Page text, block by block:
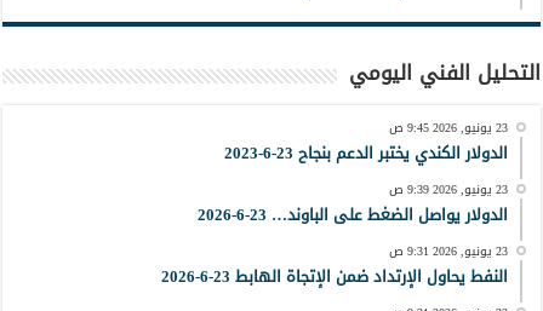
التحليل الفني اليومي
23 يونيو, 2026 9:45 ص
الدولار الكندي يختبر الدعم بنجاح 23-6-2023
23 يونيو, 2026 9:39 ص
الدولار يواصل الضغط على الباوند… 23-6-2026
23 يونيو, 2026 9:31 ص
النفط يحاول الإرتداد ضمن الإتجاة الهابط 23-6-2026